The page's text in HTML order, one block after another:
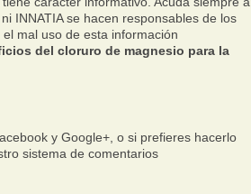
INNATIA se hacen responsables de los
mal uso de esta información
del cloruro de magnesio para la
y Google+, o si prefieres hacerlo
sistema de comentarios